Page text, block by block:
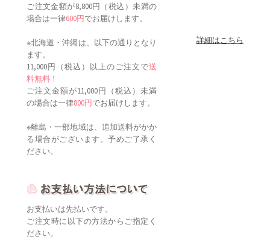
ご注文金額が8,800円（税込）未満の
場合は一律600円でお届けします。
※北海道・沖縄は、以下の通りとなり
ます。
11,000円（税込）以上のご注文で送
料無料 ！
ご注文金額が11,000円（税込）未満
の場合は一律800円でお届けします。
※離島・一部地域は、追加送料がかか
る場合がございます。予めご了承く
ださい。
詳細はこちら
お支払いは先払いです。
ご注文時に以下の方法からご指定く
ださい。